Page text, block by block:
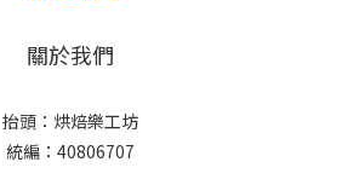
關於我們
抬頭：烘焙樂工坊
統編：40806707